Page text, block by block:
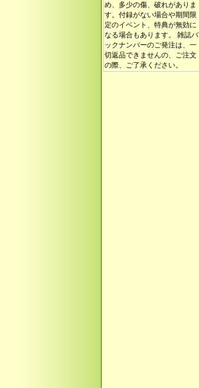
め、多少の傷、破れがありま
す。付録がない場合や期間限
定のイベント、特典が無効に
なる場合もあります。 雑誌バ
ックナンバーのご発注は、一
切返品できませんの、ご注文
の際、ご了承ください。